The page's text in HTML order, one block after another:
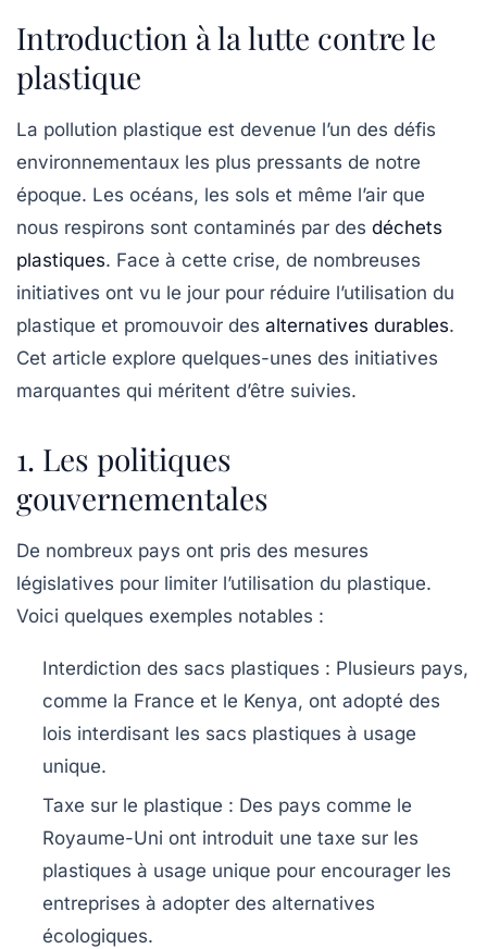
Introduction à la lutte contre le
plastique
La pollution plastique est devenue l’un des défis
environnementaux les plus pressants de notre
époque. Les océans, les sols et même l’air que
nous respirons sont contaminés par des déchets
plastiques. Face à cette crise, de nombreuses
initiatives ont vu le jour pour réduire l’utilisation du
plastique et promouvoir des alternatives durables.
Cet article explore quelques-unes des initiatives
marquantes qui méritent d’être suivies.
1. Les politiques
gouvernementales
De nombreux pays ont pris des mesures
législatives pour limiter l’utilisation du plastique.
Voici quelques exemples notables :
Interdiction des sacs plastiques : Plusieurs pays,
comme la France et le Kenya, ont adopté des
lois interdisant les sacs plastiques à usage
unique.
Taxe sur le plastique : Des pays comme le
Royaume-Uni ont introduit une taxe sur les
plastiques à usage unique pour encourager les
entreprises à adopter des alternatives
écologiques.